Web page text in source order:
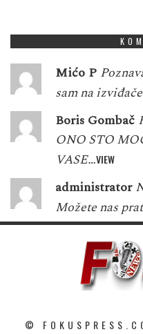
Mićo P
sam na
Boris Gombač
ONO STO
VASE…VIEW
administrator
Možete nas
©